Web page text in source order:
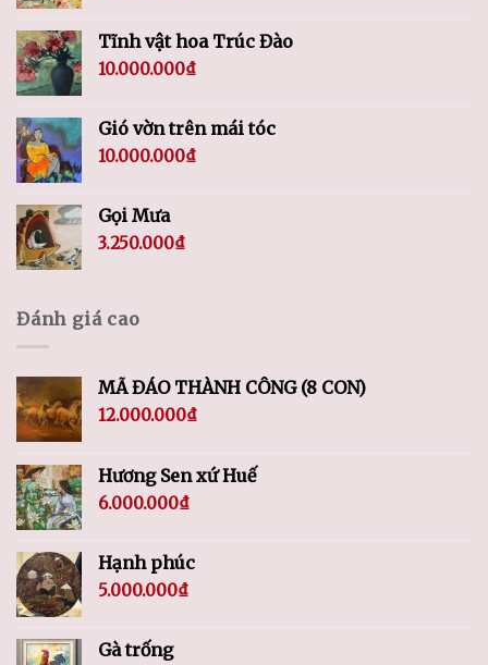
Tĩnh vật hoa Trúc Đào
10.000.000₫
Gió vờn trên mái tóc
10.000.000₫
Gọi Mưa
3.250.000₫
Đánh giá cao
MÃ ĐÁO THÀNH CÔNG (8 CON)
12.000.000₫
Hương Sen xứ Huế
6.000.000₫
Hạnh phúc
5.000.000₫
Gà trống